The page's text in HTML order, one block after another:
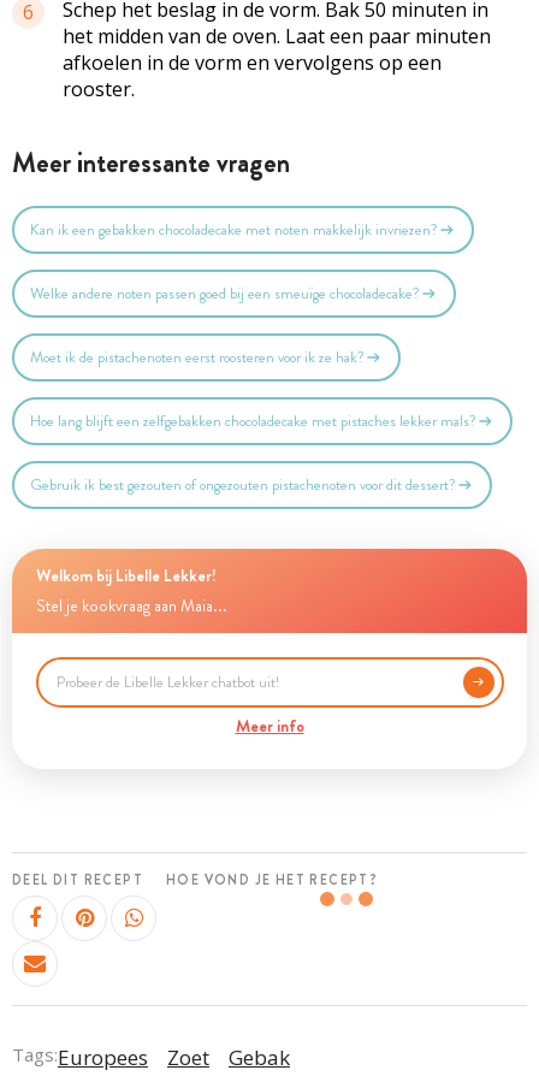
6
Schep het beslag in de vorm. Bak 50 minuten in
het midden van de oven. Laat een paar minuten
afkoelen in de vorm en vervolgens op een
rooster.
Meer interessante vragen
Kan ik een gebakken chocoladecake met noten makkelijk invriezen?
Welke andere noten passen goed bij een smeuïge chocoladecake?
Moet ik de pistachenoten eerst roosteren voor ik ze hak?
Hoe lang blijft een zelfgebakken chocoladecake met pistaches lekker mals?
Gebruik ik best gezouten of ongezouten pistachenoten voor dit dessert?
Welkom bij Libelle Lekker!
Stel je kookvraag aan Maia...
Meer info
DEEL DIT RECEPT HOE VOND JE HET RECEPT?
Tags:Europees Zoet Gebak